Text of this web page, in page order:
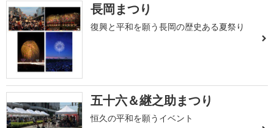
長岡まつり
復興と平和を願う長岡の歴史ある夏祭り
五十六＆継之助まつり
恒久の平和を願うイベント